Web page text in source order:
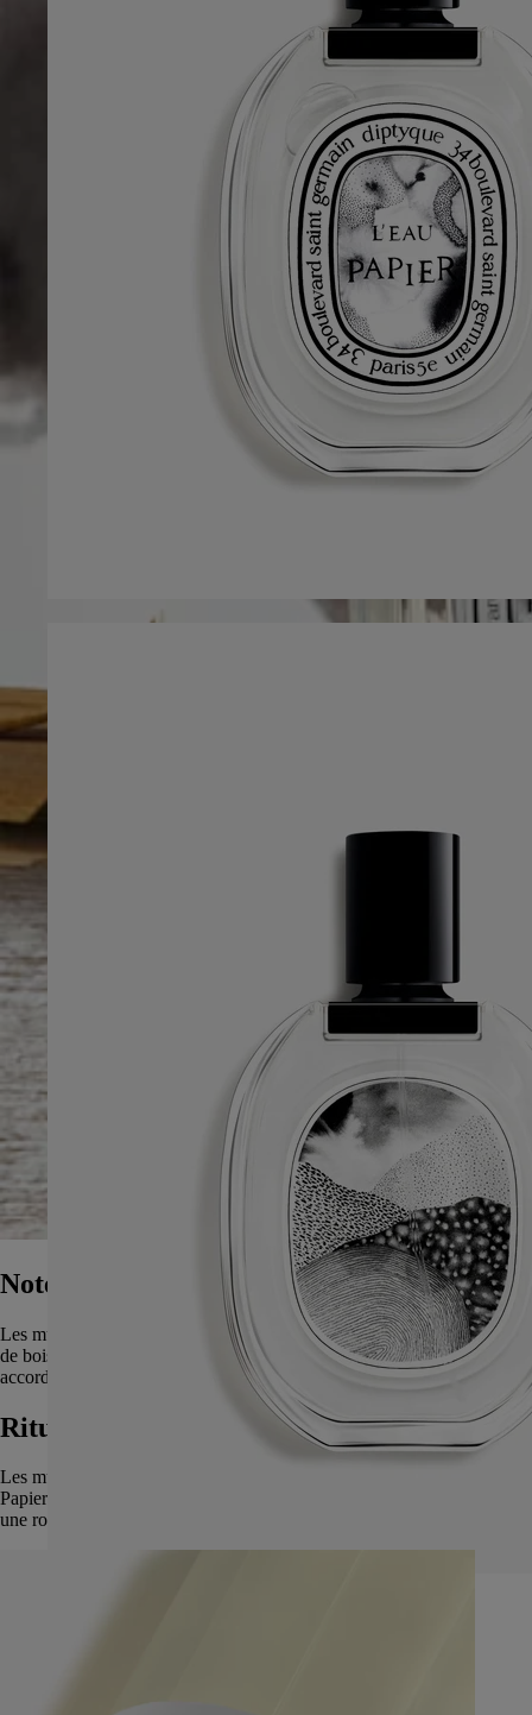
Notes Olfactives
Les muscs blancs évoluent avec le temps, les accords de vapeur de riz,
de bois blonds et le mimosa subliment leur sensualité. D’un commun
accord.
Rituels parfumés, L'Eau Papier
Les muscs blancs sont à l'honneur dans les gestes parfums L'Eau
Papier. Gel moussant, parfum solide et brume pour cheveux offrent
une routine pour se parfumer en douceur, tout au long de la journée.